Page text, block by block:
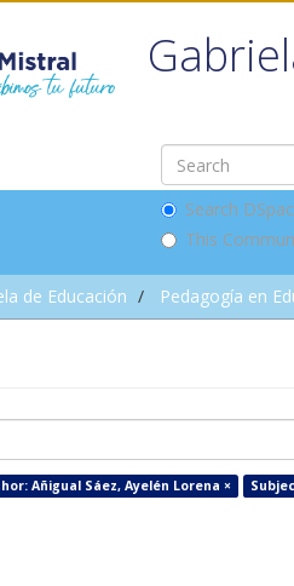
Search
This
de Educación Pedagogía en
Añigual Sáez, Ayelén Lorena ×